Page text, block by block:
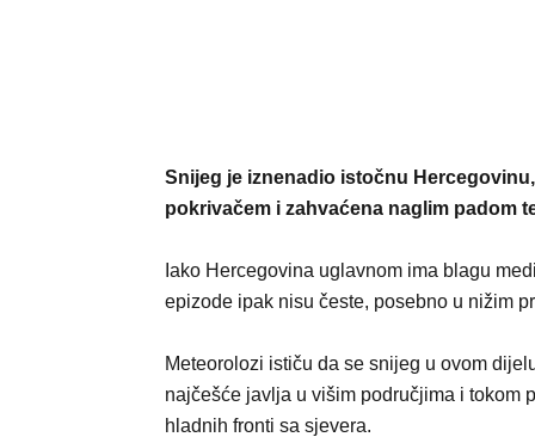
Snijeg je iznenadio istočnu
pokrivačem i zahvaćena naglim padom
Iako Hercegovina uglavnom ima blagu
epizode ipak nisu česte, posebno u nižim
Meteorolozi ističu da se snijeg u ovom
najčešće javlja u višim područjima i tokom
hladnih fronti sa sjevera.